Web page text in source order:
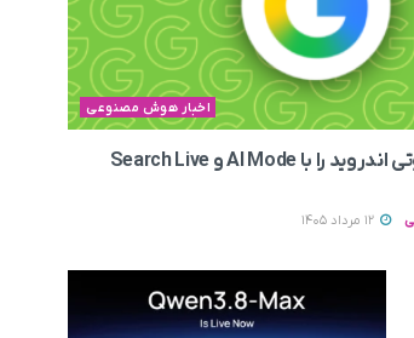
اخبار هوش مصنوعی
گوگل جستجوی صوتی اندروید را با AI Mode و Search Live